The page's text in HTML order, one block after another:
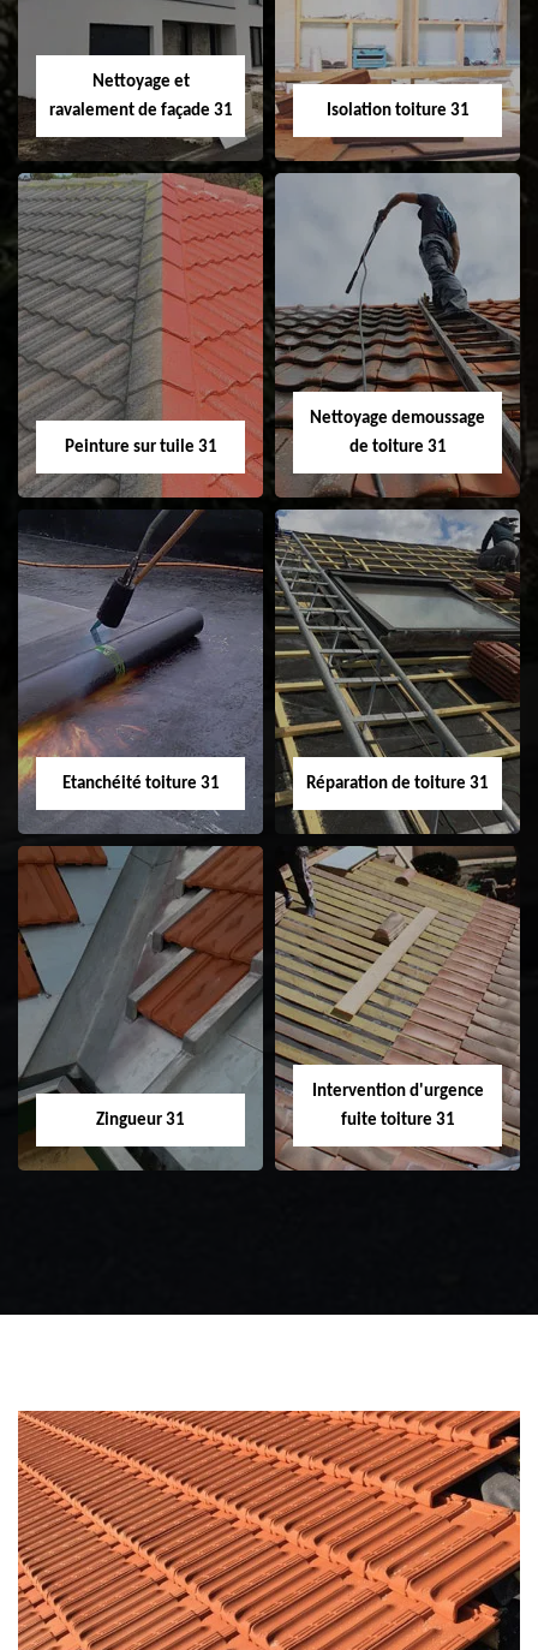
fenêtre de toit et
Velux 31
Nettoyage et
ravalement de façade 31
Nettoyage et
ravalement de
façade 31
Isolation toiture 31
Isolation toiture 31
Peinture sur tuile 31
Peinture sur tuile
31
Nettoyage demoussage
de toiture 31
Nettoyage
demoussage de
toiture 31
Etanchéité toiture 31
Etanchéité toiture
31
Réparation de toiture 31
Réparation de
toiture 31
Zingueur 31
Intervention d'urgence
fuite toiture 31